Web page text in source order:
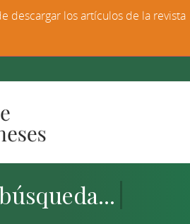
descargar los artículos de la revista